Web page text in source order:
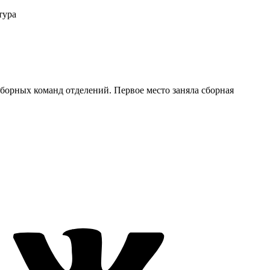
команд отделений. Первое место заняла сборная